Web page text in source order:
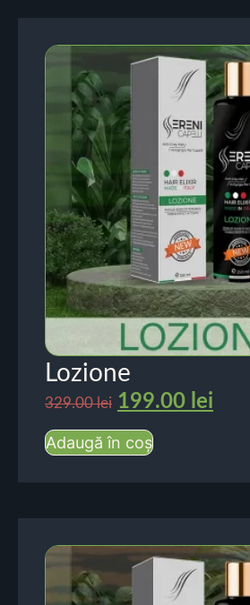
Lozione
329.00lei 199.00 lei
Adaugă în coș